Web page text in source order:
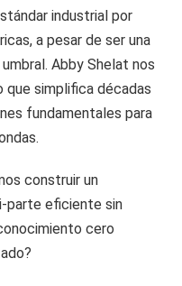
industrial por
a pesar de ser una
Abby Shelat nos
que simplifica décadas
fundamentales para
construir un
parte eficiente sin
cero